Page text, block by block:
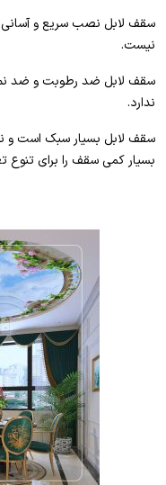
سقف لابل نصب سریع و آسانی
نیست.
سقف لابل ضد رطوبت و ضد
ندارد.
سقف لابل بسیار سبک است و
بسیار کمی سقف را برای